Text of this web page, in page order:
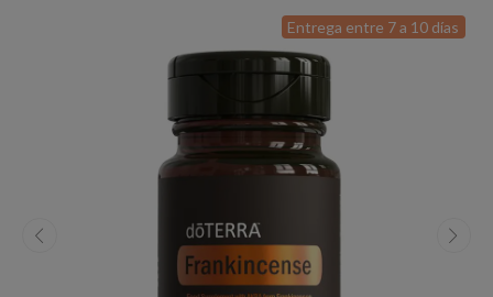
Entrega entre 7 a 10 días